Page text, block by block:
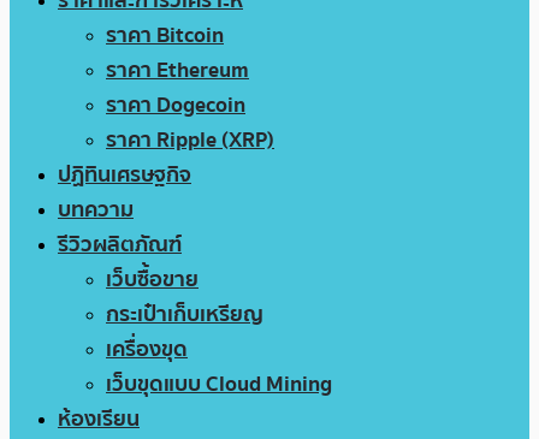
ราคา Bitcoin
ราคา Ethereum
ราคา Dogecoin
ราคา Ripple (XRP)
ปฏิทินเศรษฐกิจ
บทความ
รีวิวผลิตภัณฑ์
เว็บซื้อขาย
กระเป๋าเก็บเหรียญ
เครื่องขุด
เว็บขุดแบบ Cloud Mining
ห้องเรียน